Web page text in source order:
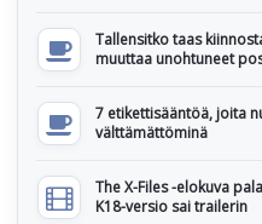
Tallensitko taas
muuttaa unohtuneet
7 etikettisääntöä, joita
välttämättöminä
The X-Files -elokuva
K18-versio sai trailerin